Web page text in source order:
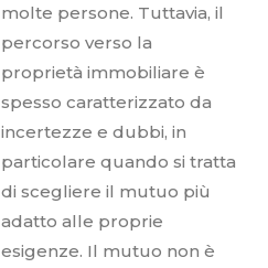
molte persone. Tuttavia, il
percorso verso la
proprietà immobiliare è
spesso caratterizzato da
incertezze e dubbi, in
particolare quando si tratta
di scegliere il mutuo più
adatto alle proprie
esigenze. Il mutuo non è